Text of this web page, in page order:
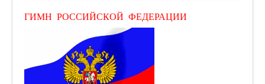
ВИДЕОГАЛЕРЕЯ
КНИГИ ПРОЕКТА
КОНТАКТЫ
ГИМН РОССИЙСКОЙ ФЕДЕРАЦИИ